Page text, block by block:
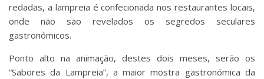
redadas, a lampreia é confecionada nos restaurantes locais,
onde não são revelados os segredos seculares
gastronómicos.
Ponto alto na animação, destes dois meses, serão os
“Sabores da Lampreia”, a maior mostra gastronómica da